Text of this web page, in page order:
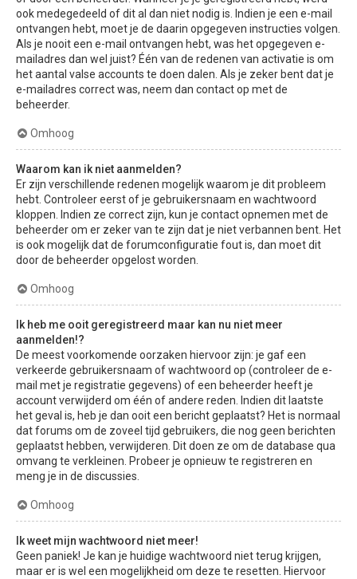
ook medegedeeld of dit al dan niet nodig is. Indien je een e-mail
ontvangen hebt, moet je de daarin opgegeven instructies volgen.
Als je nooit een e-mail ontvangen hebt, was het opgegeven e-
mailadres dan wel juist? Één van de redenen van activatie is om
het aantal valse accounts te doen dalen. Als je zeker bent dat je
e-mailadres correct was, neem dan contact op met de
beheerder.
Omhoog
Waarom kan ik niet aanmelden?
Er zijn verschillende redenen mogelijk waarom je dit probleem
hebt. Controleer eerst of je gebruikersnaam en wachtwoord
kloppen. Indien ze correct zijn, kun je contact opnemen met de
beheerder om er zeker van te zijn dat je niet verbannen bent. Het
is ook mogelijk dat de forumconfiguratie fout is, dan moet dit
door de beheerder opgelost worden.
Omhoog
Ik heb me ooit geregistreerd maar kan nu niet meer
aanmelden!?
De meest voorkomende oorzaken hiervoor zijn: je gaf een
verkeerde gebruikersnaam of wachtwoord op (controleer de e-
mail met je registratie gegevens) of een beheerder heeft je
account verwijderd om één of andere reden. Indien dit laatste
het geval is, heb je dan ooit een bericht geplaatst? Het is normaal
dat forums om de zoveel tijd gebruikers, die nog geen berichten
geplaatst hebben, verwijderen. Dit doen ze om de database qua
omvang te verkleinen. Probeer je opnieuw te registreren en
meng je in de discussies.
Omhoog
Ik weet mijn wachtwoord niet meer!
Geen paniek! Je kan je huidige wachtwoord niet terug krijgen,
maar er is wel een mogelijkheid om deze te resetten. Hiervoor